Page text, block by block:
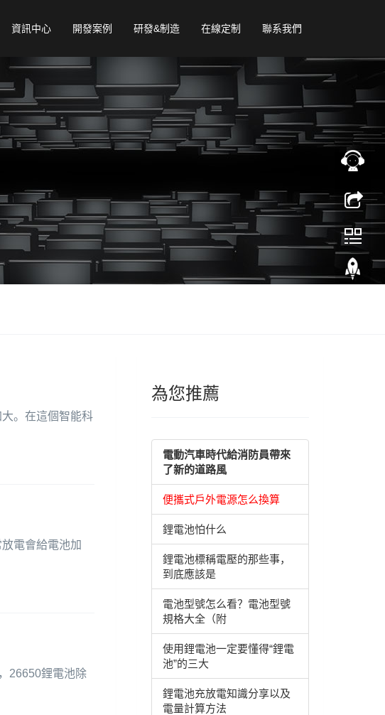
資訊中心 開發案例 研發&制造 在線定制 聯系我們
。在這個智能科
電會給電池加
26650鋰電池除
為您推薦
電動汽車時代給消防員帶來
了新的道路風
便攜式戶外電源怎么換算
鋰電池怕什么
鋰電池標稱電壓的那些事，
到底應該是
電池型號怎么看？電池型號
規格大全（附
使用鋰電池一定要懂得“鋰電
池”的三大
鋰電池充放電知識分享以及
電量計算方法